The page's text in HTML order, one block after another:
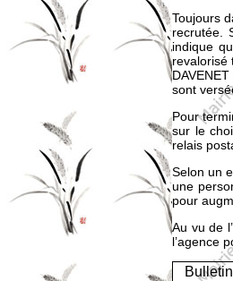
Toujours
recrutée.
indique
revalorisé
sont
Pour
sur le
relais
Selon un
une
pour
Au vu de
l’agence